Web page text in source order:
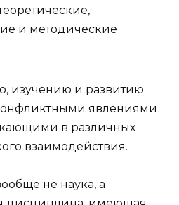
и методические
изучению и развитию
явлениями
в различных
взаимодействия.
не наука, а